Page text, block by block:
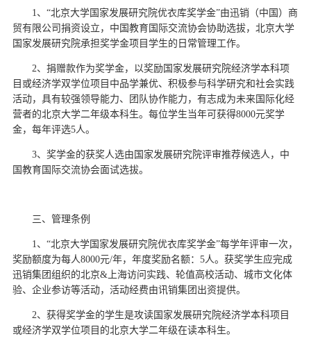
1、“北京大学国家发展研究院优衣库奖学金”由迅销（中国）商
贸有限公司捐资设立，中国教育国际交流协会协助选拔，北京大学
国家发展研究院承担奖学金项目学生的日常管理工作。
2、捐赠款作为奖学金，以奖励国家发展研究院经济学本科项
目或经济学双学位项目中品学兼优、积极参与科学研究和社会实践
活动，具有较强领导能力、团队协作能力，有志成为未来国际化经
营者的北京大学二年级本科生。每位学生当年可获得8000元奖学
金，每年评选5人。
3、奖学金的获奖人选由国家发展研究院评审推荐候选人，中
国教育国际交流协会面试选拔。
三、管理条例
1、“北京大学国家发展研究院优衣库奖学金”每学年评审一次，
奖励额度为每人8000元/年，年度奖励名额：5人。获奖学生应完成
迅销集团组织的北京&上海访问实践、轮值高校活动、城市文化体
验、企业参访等活动，活动经费由讯销集团出资提供。
2、获得奖学金的学生是攻读国家发展研究院经济学本科项目
或经济学双学位项目的北京大学二年级在读本科生。